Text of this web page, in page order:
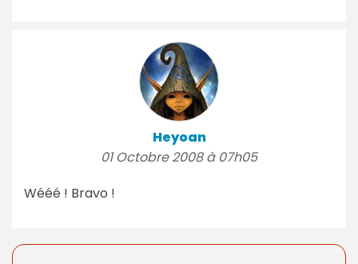
Heyoan
01 Octobre 2008 à 07h05
Wééé ! Bravo !